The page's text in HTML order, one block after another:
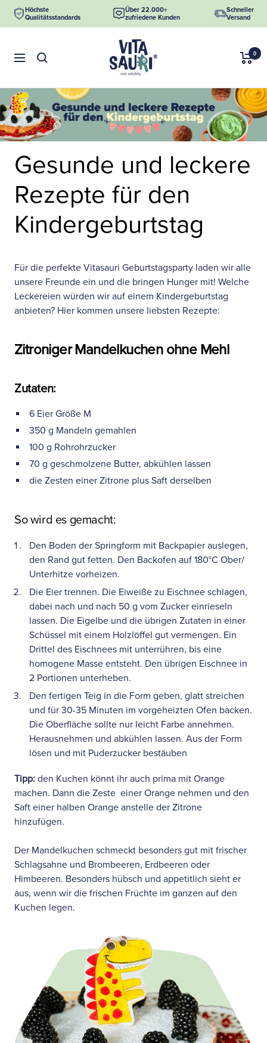
Direkt
zum
Höchste
Qualitätsstandards
Über 22.000+
zufriedene Kunden
Schneller
Versand
Navigation
Vitasauri
GmbH
0
Gesunde und leckere
Rezepte für den
Kindergeburtstag
Für die perfekte Vitasauri Geburtstagsparty laden wir alle
unsere Freunde ein und die bringen Hunger mit! Welche
Leckereien würden wir auf einem Kindergeburtstag
anbieten? Hier kommen unsere liebsten Rezepte:
Zitroniger Mandelkuchen ohne Mehl
Zutaten:
6 Eier Größe M
350 g Mandeln gemahlen
100 g Rohrohrzucker
70 g geschmolzene Butter, abkühlen lassen
die Zesten einer Zitrone plus Saft derselben
So wird es gemacht:
Den Boden der Springform mit Backpapier auslegen,
den Rand gut fetten. Den Backofen auf 180°C Ober/
Unterhitze vorheizen.
Die Eier trennen. Die Eiweiße zu Eischnee schlagen,
dabei nach und nach 50 g vom Zucker einrieseln
lassen. Die Eigelbe und die übrigen Zutaten in einer
Schüssel mit einem Holzlöffel gut vermengen. Ein
Drittel des Eischnees mit unterrühren, bis eine
homogene Masse entsteht. Den übrigen Eischnee in
2 Portionen unterheben.
Den fertigen Teig in die Form geben, glatt streichen
und für 30-35 Minuten im vorgeheizten Ofen backen.
Die Oberfläche sollte nur leicht Farbe annehmen.
Herausnehmen und abkühlen lassen. Aus der Form
lösen und mit Puderzucker bestäuben
Tipp: den Kuchen könnt ihr auch prima mit Orange
machen. Dann die Zeste einer Orange nehmen und den
Saft einer halben Orange anstelle der Zitrone
hinzufügen.
Der Mandelkuchen schmeckt besonders gut mit frischer
Schlagsahne und Brombeeren, Erdbeeren oder
Himbeeren. Besonders hübsch und appetitlich sieht er
aus, wenn wir die frischen Früchte im ganzen auf den
Kuchen legen.